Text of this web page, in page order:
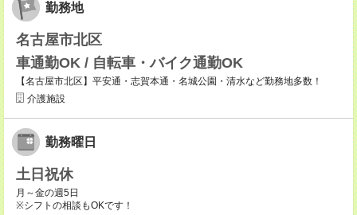
勤務地
名古屋市北区
車通勤OK / 自転車・バイク通勤OK
【名古屋市北区】平安通・志賀本通・名城公園・清水など勤務地多数！
介護施設
勤務曜日
土日祝休
月～金の週5日
※シフトの相談もOKです！